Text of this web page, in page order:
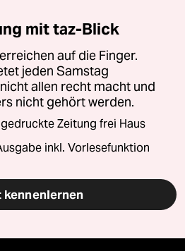
mit taz-Blick
auf die Finger.
jeden Samstag
allen recht macht und
nicht gehört werden.
Zeitung frei Haus
inkl. Vorlesefunktion